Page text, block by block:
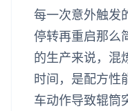
每一次意外触发
停转再重启那么
的生产来说，混
时间，是配方性
车动作导致辊筒